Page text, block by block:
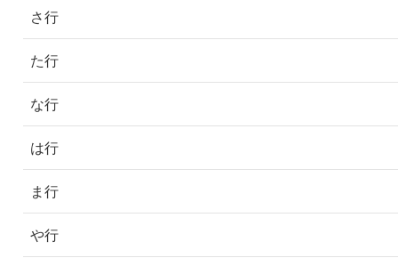
さ行
た行
な行
は行
ま行
や行